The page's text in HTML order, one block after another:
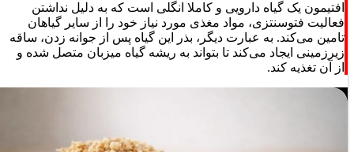
افتیمون یک گیاه دارویی و کاملا انگلی است که به دلیل نداشتن
فعالیت فتوسنتزی، مواد مغذی مورد نیاز خود را از سایر گیاهان
تامین می‌کند. به عبارت دیگر، بذر این گیاه پس از جوانه زدن، ساقه
زیرزمینی ایجاد می‌کند تا بتواند به ریشه گیاه میزبان متصل شده و
از آن تغذیه کند.